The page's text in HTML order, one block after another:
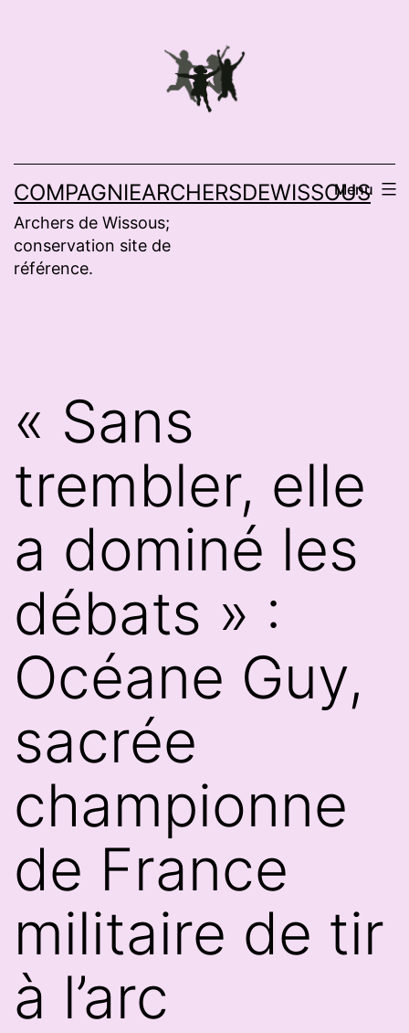
COMPAGNIEARCHERSDEWISSOUS
Archers de Wissous;
conservation site de
référence.
Menu
« Sans
trembler, elle
a dominé les
débats » :
Océane Guy,
sacrée
championne
de France
militaire de tir
à l’arc